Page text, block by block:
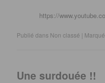
https://
Publié dans Non classé |
Une surdouée !!